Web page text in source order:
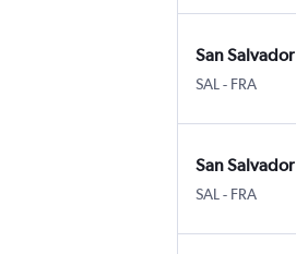
San Salvador
SAL San
- FRA
San Salvador
SAL San
- FRA